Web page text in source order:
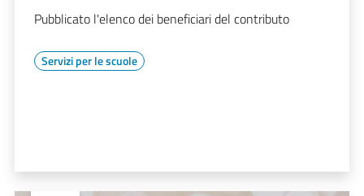
Pubblicato l'elenco dei beneficiari del contributo
Servizi per le scuole